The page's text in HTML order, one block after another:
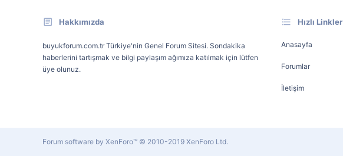
Hakkımızda
buyukforum.com.tr Türkiye'nin Genel Forum Sitesi. Sondakika
haberlerini tartışmak ve bilgi paylaşım ağımıza katılmak için lütfen
üye olunuz.
Hızlı Linkler
Anasayfa
Forumlar
İletişim
Forum software by XenForo™ © 2010-2019 XenForo Ltd.